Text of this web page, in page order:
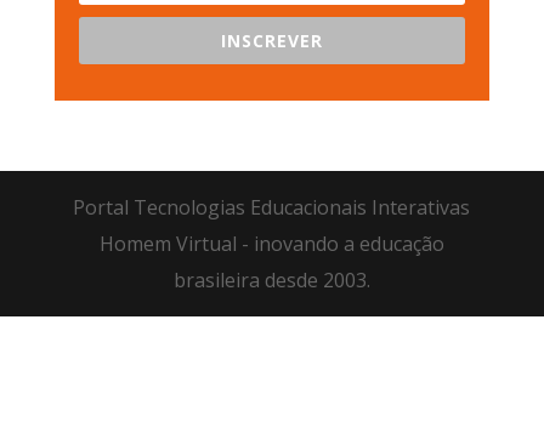
INSCREVER
Portal Tecnologias Educacionais Interativas
Homem Virtual - inovando a educação
brasileira desde 2003.